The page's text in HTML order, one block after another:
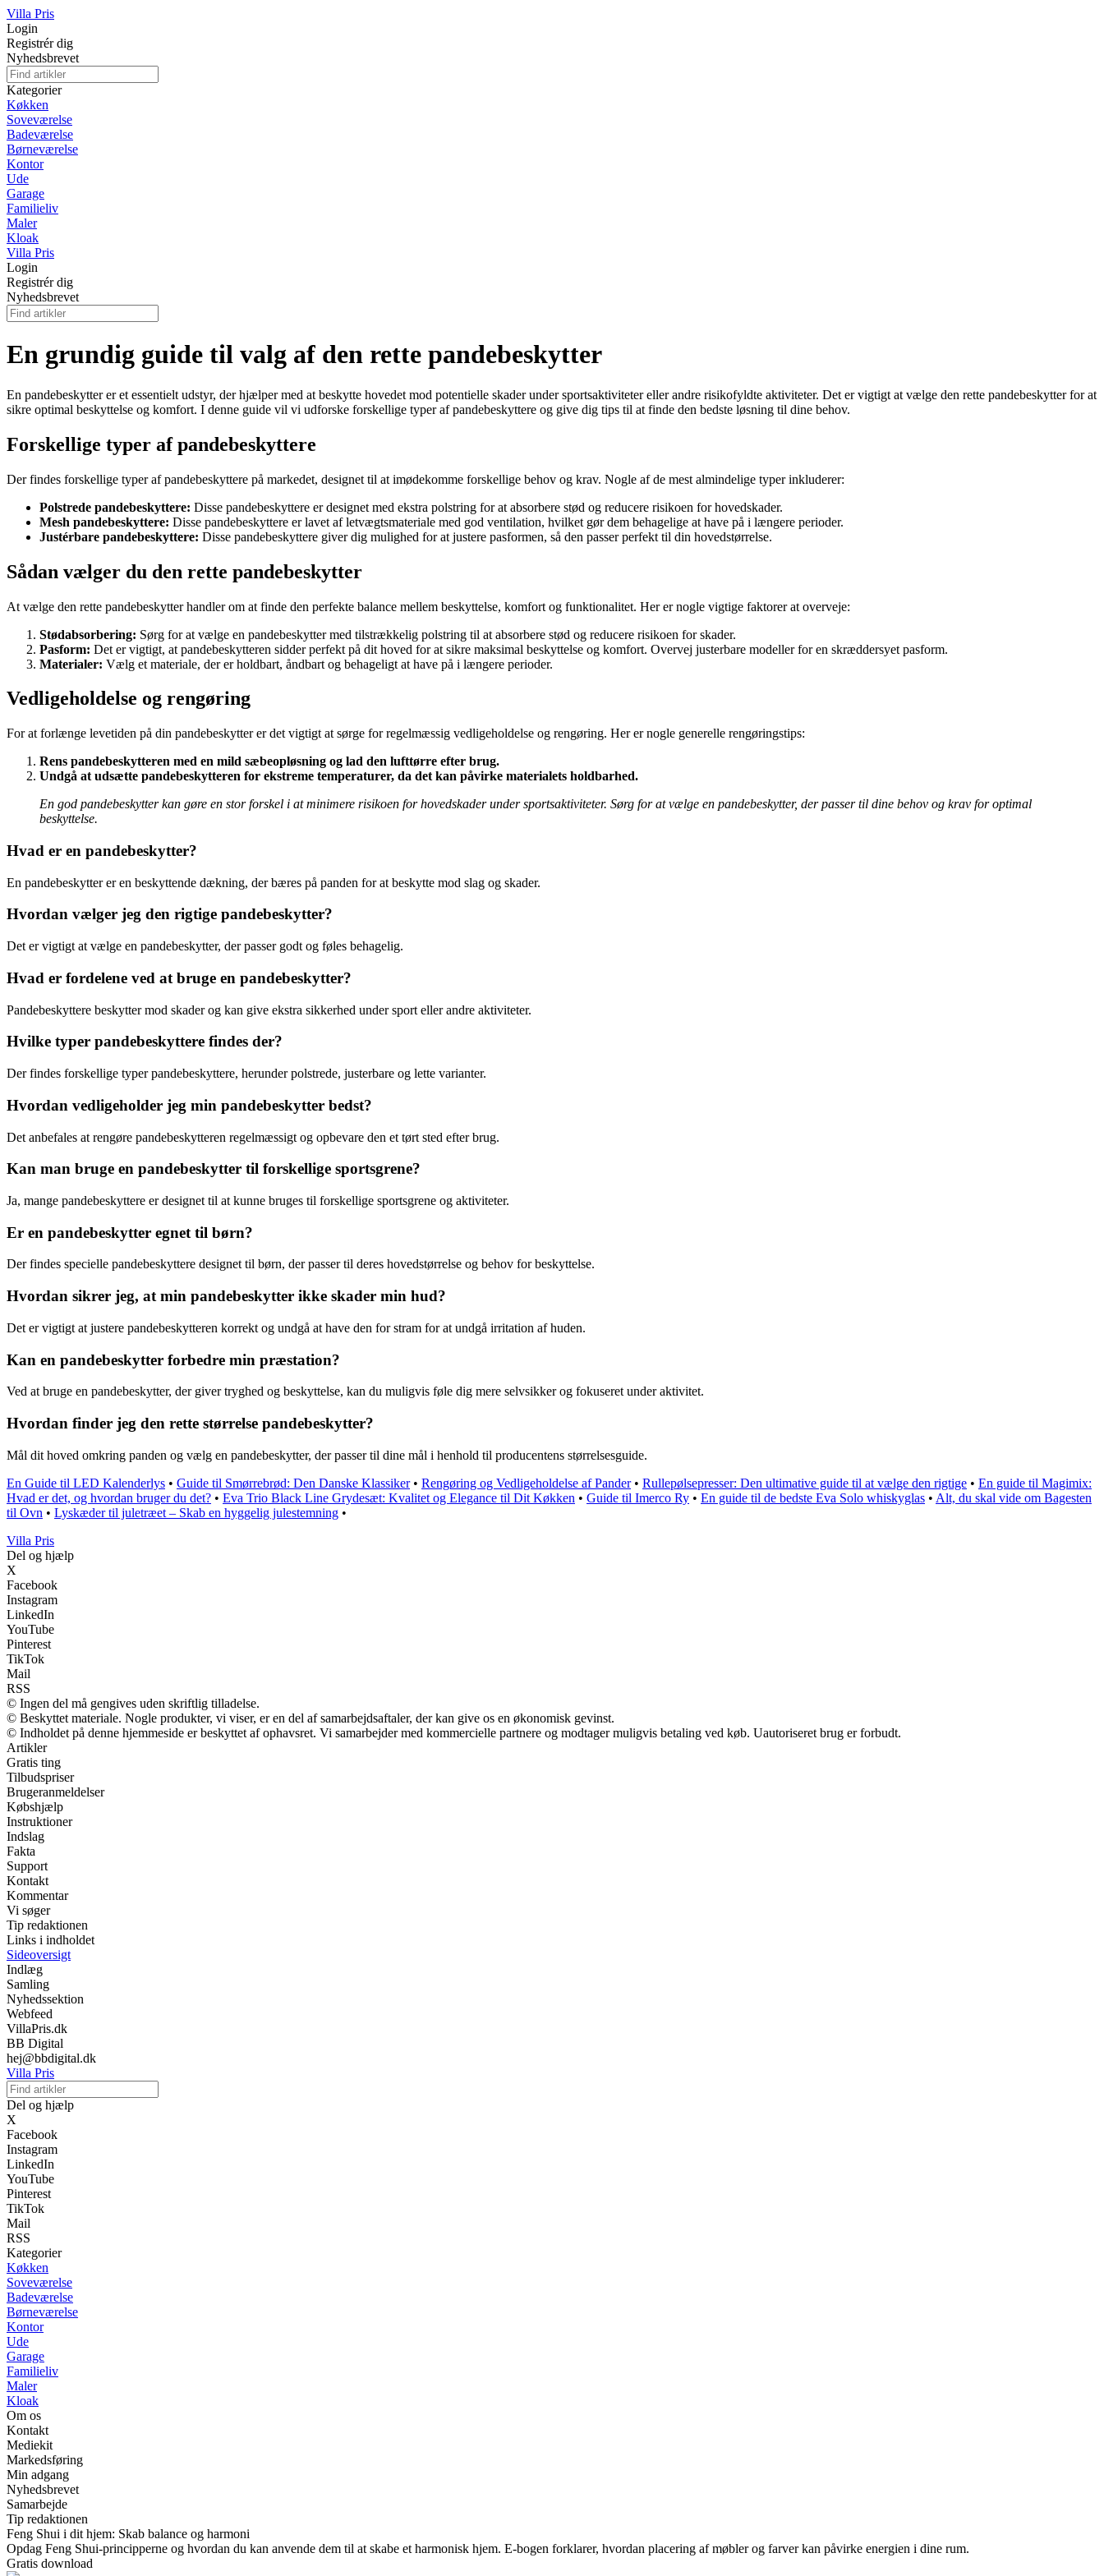
Villa Pris
Login
Registrér dig
Nyhedsbrevet
Kategorier
Køkken
Soveværelse
Badeværelse
Børneværelse
Kontor
Ude
Garage
Familieliv
Maler
Kloak
Villa Pris
Login
Registrér dig
Nyhedsbrevet
En grundig guide til valg af den rette pandebeskytter
En pandebeskytter er et essentielt udstyr, der hjælper med at beskytte hovedet mod potentielle skader under sportsaktiviteter eller andre risikofyldte aktiviteter. Det er vigtigt at vælge den rette pandebeskytter for at
sikre optimal beskyttelse og komfort. I denne guide vil vi udforske forskellige typer af pandebeskyttere og give dig tips til at finde den bedste løsning til dine behov.
Forskellige typer af pandebeskyttere
Der findes forskellige typer af pandebeskyttere på markedet, designet til at imødekomme forskellige behov og krav. Nogle af de mest almindelige typer inkluderer:
Polstrede pandebeskyttere: Disse pandebeskyttere er designet med ekstra polstring for at absorbere stød og reducere risikoen for hovedskader.
Mesh pandebeskyttere: Disse pandebeskyttere er lavet af letvægtsmateriale med god ventilation, hvilket gør dem behagelige at have på i længere perioder.
Justérbare pandebeskyttere: Disse pandebeskyttere giver dig mulighed for at justere pasformen, så den passer perfekt til din hovedstørrelse.
Sådan vælger du den rette pandebeskytter
At vælge den rette pandebeskytter handler om at finde den perfekte balance mellem beskyttelse, komfort og funktionalitet. Her er nogle vigtige faktorer at overveje:
Stødabsorbering: Sørg for at vælge en pandebeskytter med tilstrækkelig polstring til at absorbere stød og reducere risikoen for skader.
Pasform: Det er vigtigt, at pandebeskytteren sidder perfekt på dit hoved for at sikre maksimal beskyttelse og komfort. Overvej justerbare modeller for en skræddersyet pasform.
Materialer: Vælg et materiale, der er holdbart, åndbart og behageligt at have på i længere perioder.
Vedligeholdelse og rengøring
For at forlænge levetiden på din pandebeskytter er det vigtigt at sørge for regelmæssig vedligeholdelse og rengøring. Her er nogle generelle rengøringstips:
Rens pandebeskytteren med en mild sæbeopløsning og lad den lufttørre efter brug.
Undgå at udsætte pandebeskytteren for ekstreme temperaturer, da det kan påvirke materialets holdbarhed.
En god pandebeskytter kan gøre en stor forskel i at minimere risikoen for hovedskader under sportsaktiviteter. Sørg for at vælge en pandebeskytter, der passer til dine behov og krav for optimal
beskyttelse.
Hvad er en pandebeskytter?
En pandebeskytter er en beskyttende dækning, der bæres på panden for at beskytte mod slag og skader.
Hvordan vælger jeg den rigtige pandebeskytter?
Det er vigtigt at vælge en pandebeskytter, der passer godt og føles behagelig.
Hvad er fordelene ved at bruge en pandebeskytter?
Pandebeskyttere beskytter mod skader og kan give ekstra sikkerhed under sport eller andre aktiviteter.
Hvilke typer pandebeskyttere findes der?
Der findes forskellige typer pandebeskyttere, herunder polstrede, justerbare og lette varianter.
Hvordan vedligeholder jeg min pandebeskytter bedst?
Det anbefales at rengøre pandebeskytteren regelmæssigt og opbevare den et tørt sted efter brug.
Kan man bruge en pandebeskytter til forskellige sportsgrene?
Ja, mange pandebeskyttere er designet til at kunne bruges til forskellige sportsgrene og aktiviteter.
Er en pandebeskytter egnet til børn?
Der findes specielle pandebeskyttere designet til børn, der passer til deres hovedstørrelse og behov for beskyttelse.
Hvordan sikrer jeg, at min pandebeskytter ikke skader min hud?
Det er vigtigt at justere pandebeskytteren korrekt og undgå at have den for stram for at undgå irritation af huden.
Kan en pandebeskytter forbedre min præstation?
Ved at bruge en pandebeskytter, der giver tryghed og beskyttelse, kan du muligvis føle dig mere selvsikker og fokuseret under aktivitet.
Hvordan finder jeg den rette størrelse pandebeskytter?
Mål dit hoved omkring panden og vælg en pandebeskytter, der passer til dine mål i henhold til producentens størrelsesguide.
En Guide til LED Kalenderlys • Guide til Smørrebrød: Den Danske Klassiker• Rengøring og Vedligeholdelse af Pander• Rullepølsepresser: Den ultimative guide til at vælge den rigtige • En guide til Magimix:
Hvad er det, og hvordan bruger du det? • Eva Trio Black Line Grydesæt: Kvalitet og Elegance til Dit Køkken • Guide til Imerco Ry • En guide til de bedste Eva Solo whiskyglas • Alt, du skal vide om Bagesten
til Ovn • Lyskæder til juletræet – Skab en hyggelig julestemning •
Villa Pris
Del og hjælp
X
Facebook
Instagram
LinkedIn
YouTube
Pinterest
TikTok
Mail
RSS
© Ingen del må gengives uden skriftlig tilladelse.
© Beskyttet materiale. Nogle produkter, vi viser, er en del af samarbejdsaftaler, der kan give os en økonomisk gevinst.
© Indholdet på denne hjemmeside er beskyttet af ophavsret. Vi samarbejder med kommercielle partnere og modtager muligvis betaling ved køb. Uautoriseret brug er forbudt.
Artikler
Gratis ting
Tilbudspriser
Brugeranmeldelser
Købshjælp
Instruktioner
Indslag
Fakta
Support
Kontakt
Kommentar
Vi søger
Tip redaktionen
Links i indholdet
Sideoversigt
Indlæg
Samling
Nyhedssektion
Webfeed
VillaPris.dk
BB Digital
hej@bbdigital.dk
Villa Pris
Del og hjælp
X
Facebook
Instagram
LinkedIn
YouTube
Pinterest
TikTok
Mail
RSS
Kategorier
Køkken
Soveværelse
Badeværelse
Børneværelse
Kontor
Ude
Garage
Familieliv
Maler
Kloak
Om os
Kontakt
Mediekit
Markedsføring
Min adgang
Nyhedsbrevet
Samarbejde
Tip redaktionen
Feng Shui i dit hjem: Skab balance og harmoni
Opdag Feng Shui-principperne og hvordan du kan anvende dem til at skabe et harmonisk hjem. E-bogen forklarer, hvordan placering af møbler og farver kan påvirke energien i dine rum.
Gratis download